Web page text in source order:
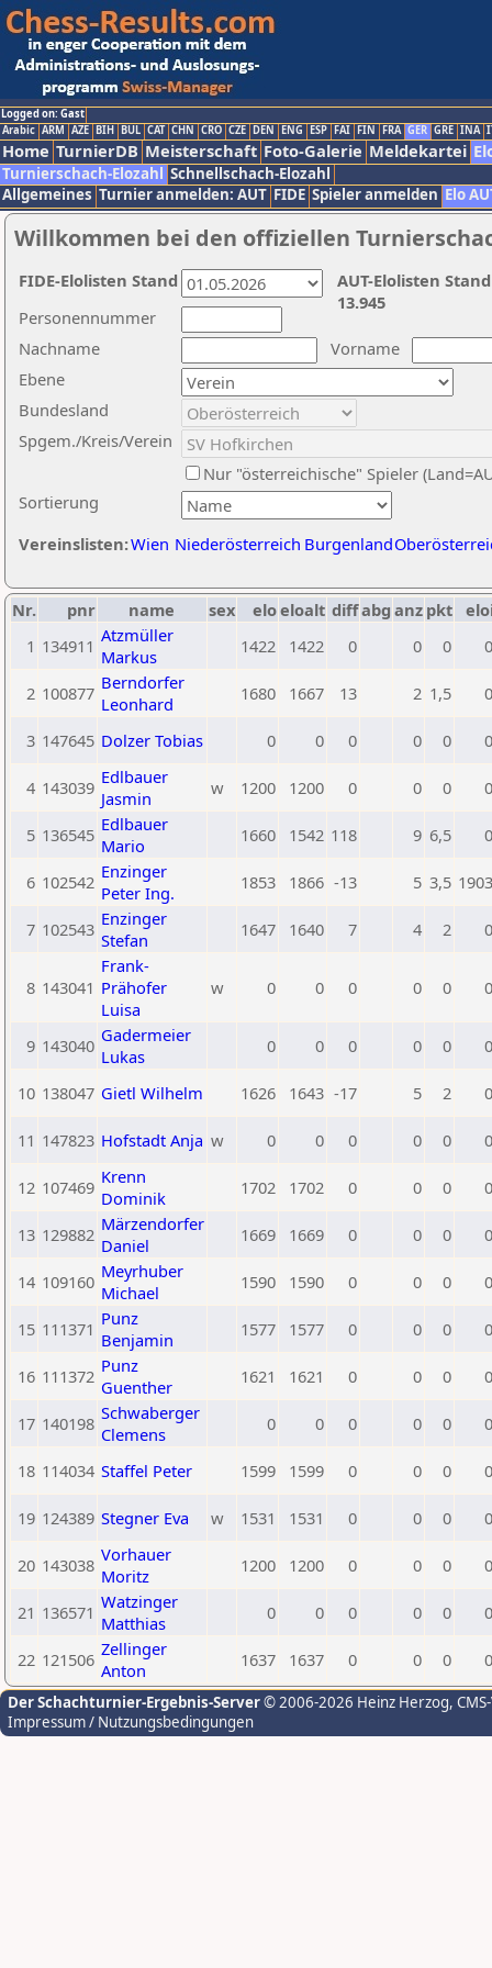
Logged on: Gast
Arabic ARM AZE BIH BUL CAT CHN CRO CZE DEN ENG ESP FAI FIN FRA GER GRE INA
Home TurnierDB Meisterschaft Foto-Galerie Meldekartei
Turnierschach-Elozahl Schnellschach-Elozahl
Allgemeines Turnier anmelden: AUT FIDE Spieler anmelden Elo
Willkommen bei den offiziellen
Nachname
Vorname
Ebene
Sortierung
Personennummer
Bundesland
Spgem./Kreis/Verein
Nur "österreichische" Spieler
Vereinslisten:Wien Niederösterreich Burgenland
AUT-Elolisten
13.945
FIDE-Elolisten Stand
Nr. pnr name sex eloeloalt diffabg anz pkt
1 134911 Atzmüller
Markus
1422 1422 0 0 0 0
2 100877 Berndorfer
Leonhard
1680 1667 13 2 1,5 0
3 147645 Dolzer Tobias 0 0 0 0 0 0
4 143039 Edlbauer
Jasmin
w 1200 1200 0 0 0 0
5 136545 Edlbauer
Mario
1660 1542 118 9 6,5 0
6 102542 Enzinger
Peter Ing.
1853 1866 -13 5 3,5 1903
7 102543 Enzinger
Stefan
1647 1640 7 4 2 0
8 143041
Frank-
Prähofer
Luisa
w 0 0 0 0 0 0
9 143040 Gadermeier
Lukas
0 0 0 0 0 0
10 138047 Gietl Wilhelm 1626 1643 -17 5 2 0
11 147823 Hofstadt Anja w 0 0 0 0 0 0
12 107469 Krenn
Dominik
1702 1702 0 0 0 0
13 129882 Märzendorfer
Daniel
1669 1669 0 0 0 0
14 109160 Meyrhuber
Michael
1590 1590 0 0 0 0
15 111371 Punz
Benjamin
1577 1577 0 0 0 0
16 111372 Punz
Guenther
1621 1621 0 0 0 0
17 140198 Schwaberger
Clemens
0 0 0 0 0 0
18 114034 Staffel Peter 1599 1599 0 0 0 0
19 124389 Stegner Eva w 1531 1531 0 0 0 0
20 143038 Vorhauer
Moritz
1200 1200 0 0 0 0
21 136571 Watzinger
Matthias
0 0 0 0 0 0
22 121506 Zellinger
Anton
1637 1637 0 0 0 0
Der Schachturnier-Ergebnis-Server© 2006-2026 Heinz Herzog,
Impressum / Nutzungsbedingungen